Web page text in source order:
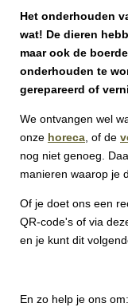
Het onderhouden
wat! De dieren
maar ook de
onderhouden te
gerepareerd of
We ontvangen wel
onze horeca , of de
nog niet genoeg.
manieren waarop je
Of je doet ons een
QR-code's of via
en je kunt dit
En zo help je ons om: